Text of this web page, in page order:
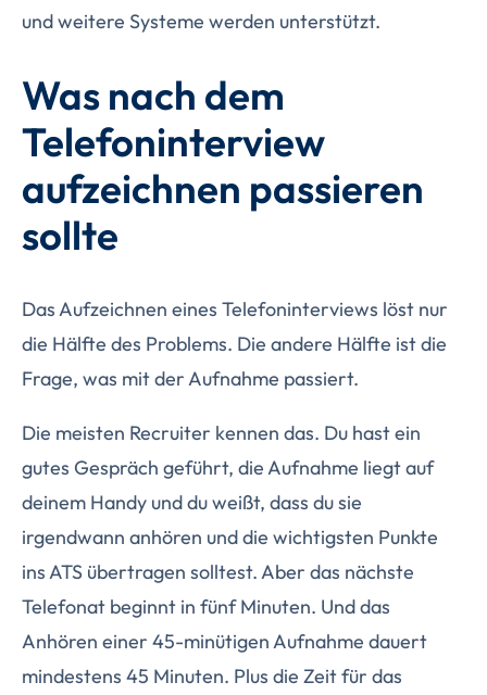
und weitere Systeme werden unterstützt.
Was nach dem
Telefoninterview
aufzeichnen passieren
sollte
Das Aufzeichnen eines Telefoninterviews löst nur
die Hälfte des Problems. Die andere Hälfte ist die
Frage, was mit der Aufnahme passiert.
Die meisten Recruiter kennen das. Du hast ein
gutes Gespräch geführt, die Aufnahme liegt auf
deinem Handy und du weißt, dass du sie
irgendwann anhören und die wichtigsten Punkte
ins ATS übertragen solltest. Aber das nächste
Telefonat beginnt in fünf Minuten. Und das
Anhören einer 45-minütigen Aufnahme dauert
mindestens 45 Minuten. Plus die Zeit für das